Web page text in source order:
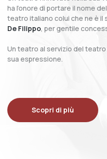
ha l’onore di portare il nome
teatro italiano colui che ne è il
De Filippo, per gentile
Un teatro al servizio del
sua espressione.
Scopri di più